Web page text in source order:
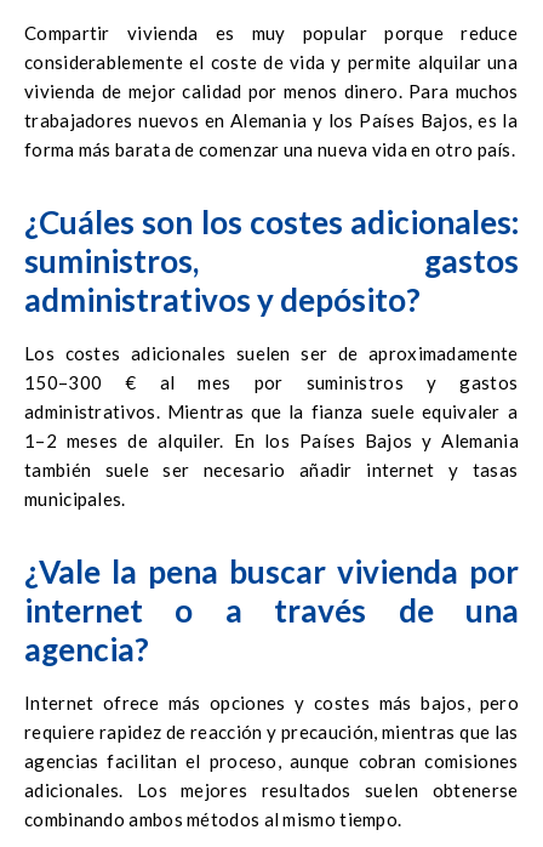
Compartir vivienda es muy popular porque reduce
considerablemente el coste de vida y permite alquilar una
vivienda de mejor calidad por menos dinero. Para muchos
trabajadores nuevos en Alemania y los Países Bajos, es la
forma más barata de comenzar una nueva vida en otro país.
¿Cuáles son los costes adicionales:
suministros, gastos
administrativos y depósito?
Los costes adicionales suelen ser de aproximadamente
150–300 € al mes por suministros y gastos
administrativos. Mientras que la fianza suele equivaler a
1–2 meses de alquiler. En los Países Bajos y Alemania
también suele ser necesario añadir internet y tasas
municipales.
¿Vale la pena buscar vivienda por
internet o a través de una
agencia?
Internet ofrece más opciones y costes más bajos, pero
requiere rapidez de reacción y precaución, mientras que las
agencias facilitan el proceso, aunque cobran comisiones
adicionales. Los mejores resultados suelen obtenerse
combinando ambos métodos al mismo tiempo.